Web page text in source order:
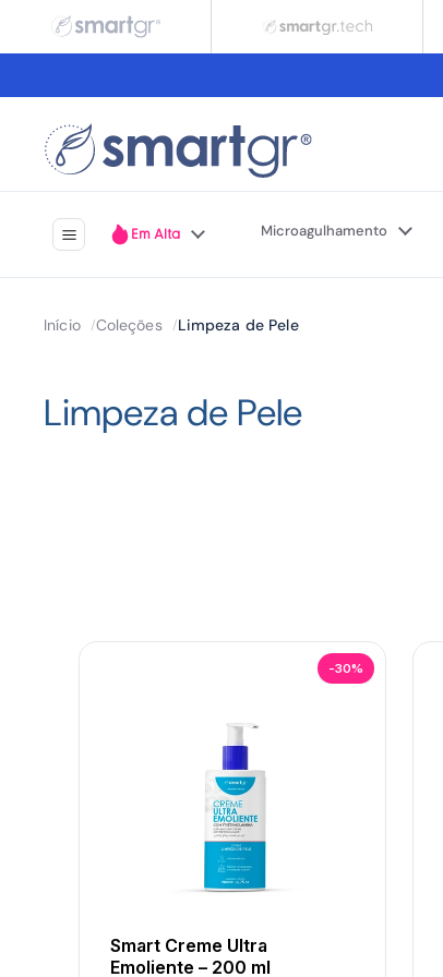
Ir para o conteúdo
Em Alta Microagulhamento
Início /Coleções /Limpeza de Pele
Limpeza de Pele
Smart Creme Ultra
Emoliente – 200 ml
-30%